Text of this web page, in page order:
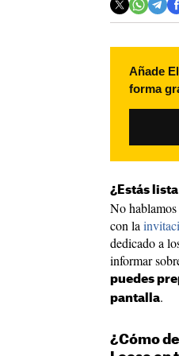
Añade
forma
¿Estás
No
con la
dedicado a
informar
puedes
pantalla.
¿Cómo